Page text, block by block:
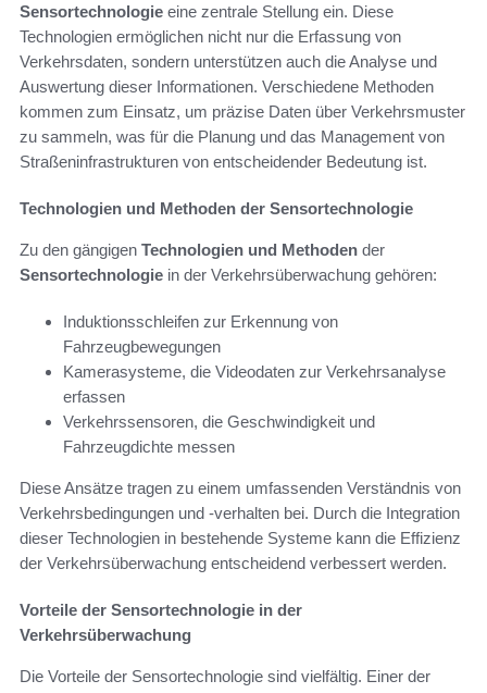
Sensortechnologie eine zentrale Stellung ein. Diese
Technologien ermöglichen nicht nur die Erfassung von
Verkehrsdaten, sondern unterstützen auch die Analyse und
Auswertung dieser Informationen. Verschiedene Methoden
kommen zum Einsatz, um präzise Daten über Verkehrsmuster
zu sammeln, was für die Planung und das Management von
Straßeninfrastrukturen von entscheidender Bedeutung ist.
Technologien und Methoden der Sensortechnologie
Zu den gängigen Technologien und Methoden der
Sensortechnologie in der Verkehrsüberwachung gehören:
Induktionsschleifen zur Erkennung von
Fahrzeugbewegungen
Kamerasysteme, die Videodaten zur Verkehrsanalyse
erfassen
Verkehrssensoren, die Geschwindigkeit und
Fahrzeugdichte messen
Diese Ansätze tragen zu einem umfassenden Verständnis von
Verkehrsbedingungen und -verhalten bei. Durch die Integration
dieser Technologien in bestehende Systeme kann die Effizienz
der Verkehrsüberwachung entscheidend verbessert werden.
Vorteile der Sensortechnologie in der
Verkehrsüberwachung
Die Vorteile der Sensortechnologie sind vielfältig. Einer der